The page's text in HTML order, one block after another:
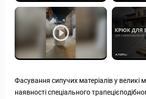
Фасування сипучих матеріалів у великі
наявності спеціального